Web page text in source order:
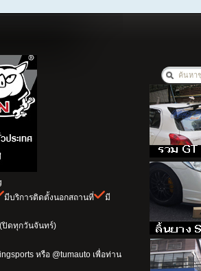
มีบริการติดตั้งนอกสถานที่
มี
(ปิดทุกวันจันทร์)
หรือ @tumauto เพื่อท่าน